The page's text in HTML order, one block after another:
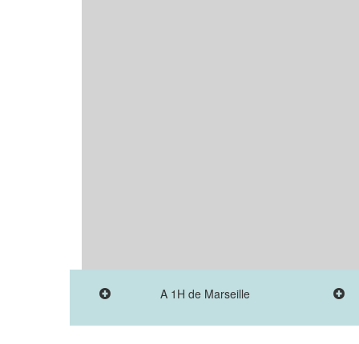
A 1H de Marseille